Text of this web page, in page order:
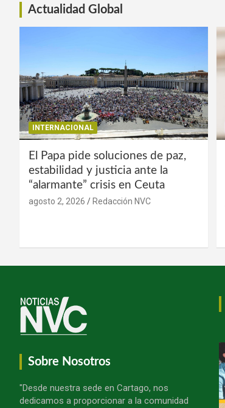
Actualidad Global
INTERNACIONAL
El Papa pide soluciones de paz,
estabilidad y justicia ante la
“alarmante” crisis en Ceuta
agosto 2, 2026 Redacción NVC
Sobre Nosotros
"Desde nuestra sede en Cartago, nos
dedicamos a proporcionar a la comunidad